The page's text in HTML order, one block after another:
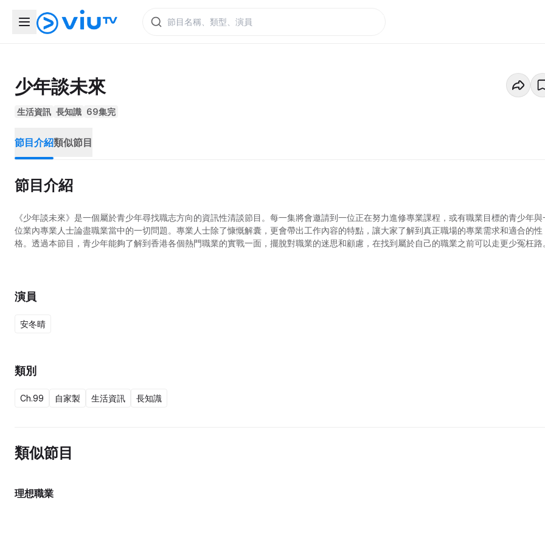
少年談未來
生活資訊 長知識 69集完
節目介紹類似節目
節目介紹
《少年談未來》是一個屬於青少年尋找職志方向的資訊性清談節目。每一集將會邀請到一位正在努力進修專業課程，或有職業目標的青少年與
位業內專業人士論盡職業當中的一切問題。專業人士除了慷慨解囊，更會帶出工作內容的特點，讓大家了解到真正職場的專業需求和適合的性
格。透過本節目，青少年能夠了解到香港各個熱門職業的實戰一面，擺脫對職業的迷思和顧慮，在找到屬於自己的職業之前可以走更少冤枉路
演員
安冬晴
類別
Ch.99 自家製 生活資訊 長知識
類似節目
理想職業